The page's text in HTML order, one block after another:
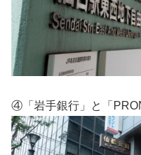
④「岩手銀行」と「